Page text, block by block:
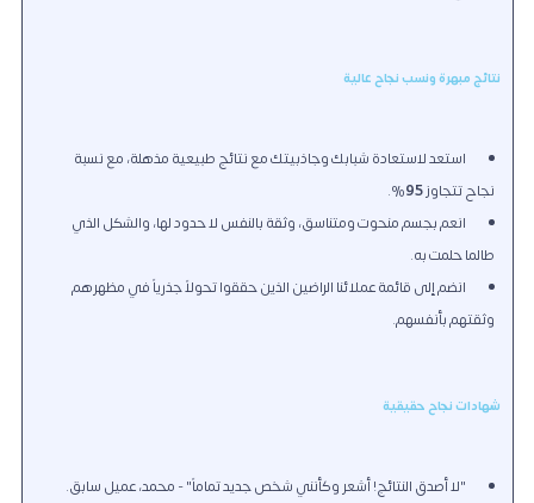
نتائج مبهرة ونسب نجاح عالية
استعد لاستعادة شبابك وجاذبيتك مع نتائج طبيعية مذهلة، مع نسبة
نجاح تتجاوز95
%.
انعم بجسم منحوت ومتناسق، وثقة بالنفس لا حدود لها، والشكل الذي
طالما حلمت به.
انضم إلى قائمة عملائنا الراضين الذين حققوا تحولاً جذرياً في مظهرهم
وثقتهم بأنفسهم.
شهادات نجاح حقيقية
"لا أصدق النتائج! أشعر وكأنني شخص جديد تماماً" - محمد، عميل سابق.